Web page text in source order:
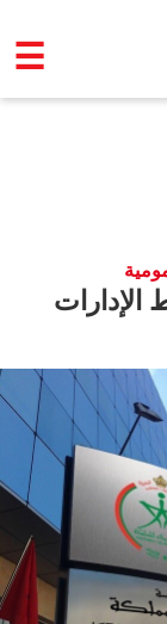
☰